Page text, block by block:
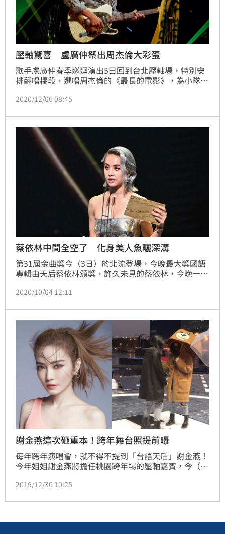
壓軸驚喜 盧廣仲祭出周杰倫大彩蛋
歌手盧廣仲春季巡迴演出5日回到台北壓軸場，特別安
排翻唱橋段，選唱周杰倫的《最長的電影》，為小隊員
「歌王！歌王！」
2020/12/06 08:45
蔡依林中間全空了 化身美人魚曬深溝
第31屆金曲獎今（3日）於北流登場，今晚最大獎國語
專輯由天后蔡依林頒獎，許久未見的蔡依林，今晚一席
勢。
2020/10/04 12:11
謝金燕這次砸重本！跨年舞台照提前曝
每年跨年演唱會，就不得不提到「台語天后」謝金燕！
今年姐姐謝金燕將擔任桃園跨年場的壓軸嘉賓，今（30
緊，就算外頭下著雨，依舊沒澆熄她熱愛表演的心，至
相當期待。
2019/12/30 10:25